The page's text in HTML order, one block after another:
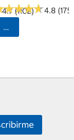
4.7 (1102)
★★★★
★★★★4.8 (175)
Seleccionar